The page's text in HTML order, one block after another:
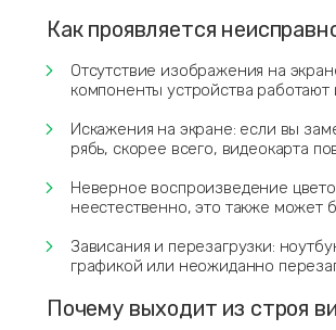
Как проявляется
Отсутствие изображения на
компоненты устройства работают
Искажения на экране: если вы
рябь, скорее всего, видеокарта
Неверное воспроизведение
неестественно, это также может
Зависания и перезагрузки:
графикой или неожиданно
Почему выходит из строя